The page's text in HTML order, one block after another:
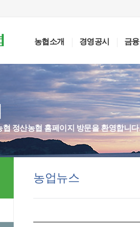
농협소개 경영공시 금
정산농협 홈페이지 방문을 환영합니다
농업뉴스